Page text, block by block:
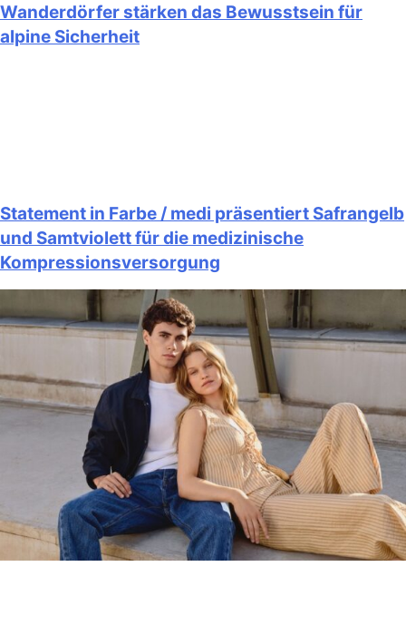
Wanderdörfer stärken das Bewusstsein für
alpine Sicherheit
Statement in Farbe / medi präsentiert Safrangelb
und Samtviolett für die medizinische
Kompressionsversorgung